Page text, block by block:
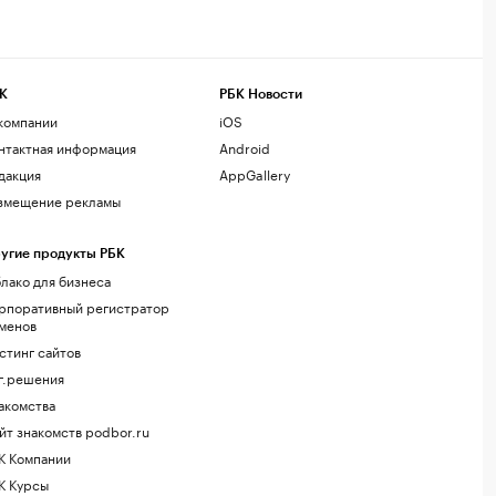
информация
рекламы
продукты РБК
для бизнеса
регистратор
сайтов
знакомств podbor.ru
Компании
Курсы
РБК Новости
iOS
Android
AppGallery